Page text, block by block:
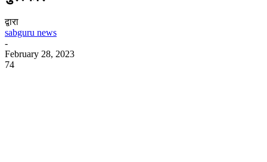
द्वारा
sabguru news
-
February 28, 2023
74